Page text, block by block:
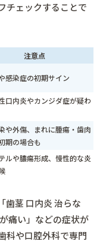
チェックすることで
注意点
感染症の初期サイン
口内炎やカンジダ症が疑わ
や外傷、まれに腫瘍・歯肉
期の場合も
ルや膿瘍形成、慢性的な炎
歯茎 口内炎 治らな
痛い」などの症状が
科や口腔外科で専門